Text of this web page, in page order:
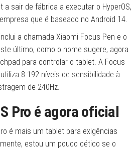
a sair de fábrica a executar o HyperOS,
que é baseado no Android 14.
a chamada Xiaomi Focus Pen e o
último, como o nome sugere, agora
para controlar o tablet. A Focus
8.192 níveis de sensibilidade à
de 240Hz.
Pro é agora oficial
é mais um tablet para exigências
estou um pouco cético se o